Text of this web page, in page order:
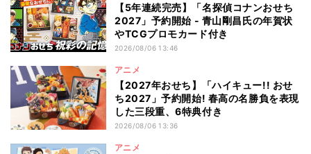
【5年連続完売】「名探偵コナンおせち
2027」予約開始 - 青山剛昌氏の年賀状
やTCGプロモカード付き
2026/08/06 13:46
アニメ
【2027年おせち】「ハイキュー!! おせ
ち2027」予約開始! 春高の名勝負を表現
した三段重、6特典付き
2026/08/06 13:36
アニメ